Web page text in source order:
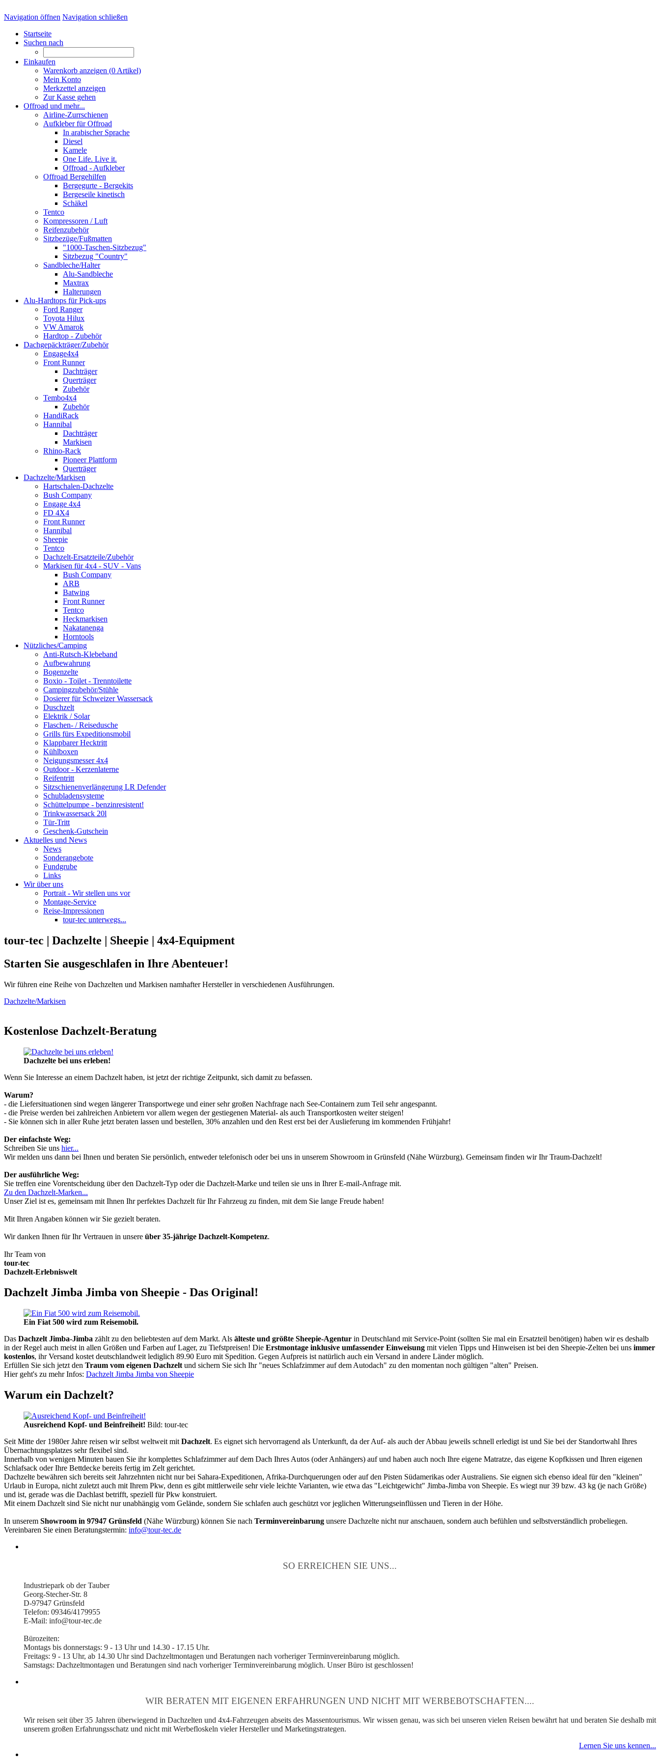
Navigation öffnen Navigation schließen
Startseite
Suchen nach
Einkaufen
Warenkorb anzeigen (0 Artikel)
Mein Konto
Merkzettel anzeigen
Zur Kasse gehen
Offroad und mehr...
Airline-Zurrschienen
Aufkleber für Offroad
In arabischer Sprache
Diesel
Kamele
One Life. Live it.
Offroad - Aufkleber
Offroad Bergehilfen
Bergegurte - Bergekits
Bergeseile kinetisch
Schäkel
Tentco
Kompressoren / Luft
Reifenzubehör
Sitzbezüge/Fußmatten
"1000-Taschen-Sitzbezug"
Sitzbezug "Country"
Sandbleche/Halter
Alu-Sandbleche
Maxtrax
Halterungen
Alu-Hardtops für Pick-ups
Ford Ranger
Toyota Hilux
VW Amarok
Hardtop - Zubehör
Dachgepäckträger/Zubehör
Engage4x4
Front Runner
Dachträger
Querträger
Zubehör
Tembo4x4
Zubehör
HandiRack
Hannibal
Dachträger
Markisen
Rhino-Rack
Pioneer Plattform
Querträger
Dachzelte/Markisen
Hartschalen-Dachzelte
Bush Company
Engage 4x4
FD 4X4
Front Runner
Hannibal
Sheepie
Tentco
Dachzelt-Ersatzteile/Zubehör
Markisen für 4x4 - SUV - Vans
Bush Company
ARB
Batwing
Front Runner
Tentco
Heckmarkisen
Nakatanenga
Horntools
Nützliches/Camping
Anti-Rutsch-Klebeband
Aufbewahrung
Bogenzelte
Boxio - Toilet - Trenntoilette
Campingzubehör/Stühle
Dosierer für Schweizer Wassersack
Duschzelt
Elektrik / Solar
Flaschen- / Reisedusche
Grills fürs Expeditionsmobil
Klappbarer Hecktritt
Kühlboxen
Neigungsmesser 4x4
Outdoor - Kerzenlaterne
Reifentritt
Sitzschienenverlängerung LR Defender
Schubladensysteme
Schüttelpumpe - benzinresistent!
Trinkwassersack 20l
Tür-Tritt
Geschenk-Gutschein
Aktuelles und News
News
Sonderangebote
Fundgrube
Links
Wir über uns
Portrait - Wir stellen uns vor
Montage-Service
Reise-Impressionen
tour-tec unterwegs...
tour-tec | Dachzelte | Sheepie | 4x4-Equipment
Starten Sie ausgeschlafen in Ihre Abenteuer!
Wir führen eine Reihe von Dachzelten und Markisen namhafter Hersteller in verschiedenen Ausführungen.
Dachzelte/Markisen
Kostenlose Dachzelt-Beratung
Dachzelte bei uns erleben!
Wenn Sie Interesse an einem Dachzelt haben, ist jetzt der richtige Zeitpunkt, sich damit zu befassen.
Warum?
- die Liefersituationen sind wegen längerer Transportwege und einer sehr großen Nachfrage nach See-Containern zum Teil sehr angespannt.
- die Preise werden bei zahlreichen Anbietern vor allem wegen der gestiegenen Material- als auch Transportkosten weiter steigen!
- Sie können sich in aller Ruhe jetzt beraten lassen und bestellen, 30% anzahlen und den Rest erst bei der Auslieferung im kommenden Frühjahr!
Der einfachste Weg:
Schreiben Sie uns hier...
Wir melden uns dann bei Ihnen und beraten Sie persönlich, entweder telefonisch oder bei uns in unserem Showroom in Grünsfeld (Nähe Würzburg). Gemeinsam finden wir Ihr Traum-Dachzelt!
Der ausführliche Weg:
Sie treffen eine Vorentscheidung über den Dachzelt-Typ oder die Dachzelt-Marke und teilen sie uns in Ihrer E-mail-Anfrage mit.
Zu den Dachzelt-Marken...
Unser Ziel ist es, gemeinsam mit Ihnen Ihr perfektes Dachzelt für Ihr Fahrzeug zu finden, mit dem Sie lange Freude haben!
Mit Ihren Angaben können wir Sie gezielt beraten.
Wir danken Ihnen für Ihr Vertrauen in unsere über 35-jährige Dachzelt-Kompetenz.
Ihr Team von
tour-tec
Dachzelt-Erlebniswelt
Dachzelt Jimba Jimba von Sheepie - Das Original!
Ein Fiat 500 wird zum Reisemobil.
Das Dachzelt Jimba-Jimba zählt zu den beliebtesten auf dem Markt. Als älteste und größte Sheepie-Agentur in Deutschland mit Service-Point (sollten Sie mal ein Ersatzteil benötigen) haben wir es deshalb
in der Regel auch meist in allen Größen und Farben auf Lager, zu Tiefstpreisen! Die Erstmontage inklusive umfassender Einweisung mit vielen Tipps und Hinweisen ist bei den Sheepie-Zelten bei uns immer
kostenlos, ihr Versand kostet deutschlandweit lediglich 89.90 Euro mit Spedition. Gegen Aufpreis ist natürlich auch ein Versand in andere Länder möglich.
Erfüllen Sie sich jetzt den Traum vom eigenen Dachzelt und sichern Sie sich Ihr "neues Schlafzimmer auf dem Autodach" zu den momentan noch gültigen "alten" Preisen.
Hier geht's zu mehr Infos: Dachzelt Jimba Jimba von Sheepie
Warum ein Dachzelt?
Ausreichend Kopf- und Beinfreiheit! Bild: tour-tec
Seit Mitte der 1980er Jahre reisen wir selbst weltweit mit Dachzelt. Es eignet sich hervorragend als Unterkunft, da der Auf- als auch der Abbau jeweils schnell erledigt ist und Sie bei der Standortwahl Ihres
Übernachtungsplatzes sehr flexibel sind.
Innerhalb von wenigen Minuten bauen Sie ihr komplettes Schlafzimmer auf dem Dach Ihres Autos (oder Anhängers) auf und haben auch noch Ihre eigene Matratze, das eigene Kopfkissen und Ihren eigenen
Schlafsack oder Ihre Bettdecke bereits fertig im Zelt gerichtet.
Dachzelte bewähren sich bereits seit Jahrzehnten nicht nur bei Sahara-Expeditionen, Afrika-Durchquerungen oder auf den Pisten Südamerikas oder Australiens. Sie eignen sich ebenso ideal für den "kleinen"
Urlaub in Europa, nicht zuletzt auch mit Ihrem Pkw, denn es gibt mittlerweile sehr viele leichte Varianten, wie etwa das "Leichtgewicht" Jimba-Jimba von Sheepie. Es wiegt nur 39 bzw. 43 kg (je nach Größe)
und ist, gerade was die Dachlast betrifft, speziell für Pkw konstruiert.
Mit einem Dachzelt sind Sie nicht nur unabhängig vom Gelände, sondern Sie schlafen auch geschützt vor jeglichen Witterungseinflüssen und Tieren in der Höhe.
In unserem Showroom in 97947 Grünsfeld (Nähe Würzburg) können Sie nach Terminvereinbarung unsere Dachzelte nicht nur anschauen, sondern auch befühlen und selbstverständlich probeliegen.
Vereinbaren Sie einen Beratungstermin: info@tour-tec.de
SO ERREICHEN SIE UNS...
Industriepark ob der Tauber
Georg-Stecher-Str. 8
D-97947 Grünsfeld
Telefon: 09346/4179955
E-Mail: info@tour-tec.de
Bürozeiten:
Montags bis donnerstags: 9 - 13 Uhr und 14.30 - 17.15 Uhr.
Freitags: 9 - 13 Uhr, ab 14.30 Uhr sind Dachzeltmontagen und Beratungen nach vorheriger Terminvereinbarung möglich.
Samstags: Dachzeltmontagen und Beratungen sind nach vorheriger Terminvereinbarung möglich. Unser Büro ist geschlossen!
WIR BERATEN MIT EIGENEN ERFAHRUNGEN UND NICHT MIT WERBEBOTSCHAFTEN....
Wir reisen seit über 35 Jahren überwiegend in Dachzelten und 4x4-Fahrzeugen abseits des Massentourismus. Wir wissen genau, was sich bei unseren vielen Reisen bewährt hat und beraten Sie deshalb mit
unserem großen Erfahrungsschatz und nicht mit Werbefloskeln vieler Hersteller und Marketingstrategen.
Lernen Sie uns kennen...